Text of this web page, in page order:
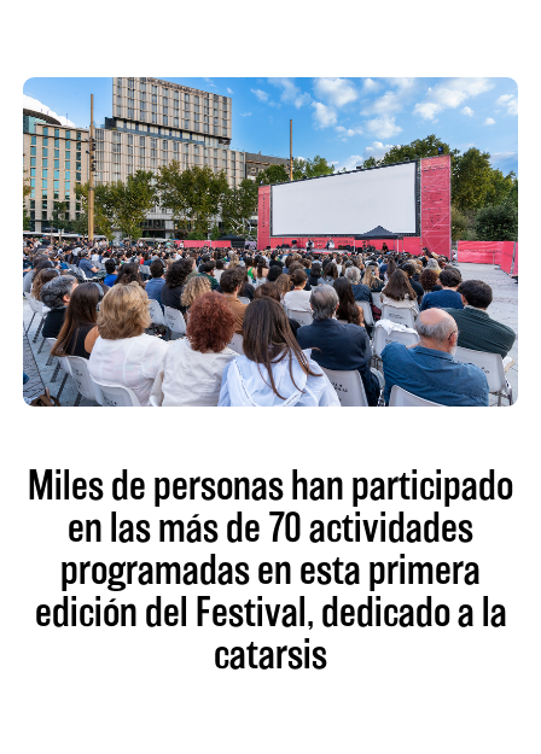
Miles de personas han participado
en las más de 70 actividades
programadas en esta primera
edición del Festival, dedicado a la
catarsis